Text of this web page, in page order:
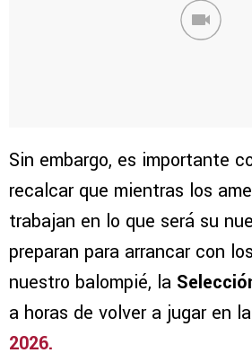
Sin embargo, es importante
recalcar que mientras los
trabajan en lo que será su
preparan para arrancar con
nuestro balompié, la
a horas de volver a jugar en la
2026.